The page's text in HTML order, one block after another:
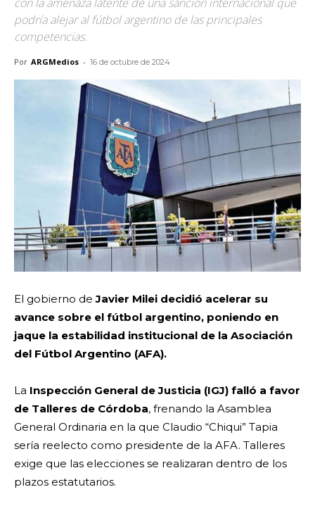
podría alejar al fútbol argentino de las principales
competencias.
Por ARGMedios - 16 de octubre de 2024
El gobierno deJavier Milei decidió acelerar su
avance sobre el fútbol argentino, poniendo en
jaque la estabilidad institucional de la Asociación
del Fútbol Argentino (AFA).
La Inspección General de Justicia (IGJ) falló a favor
de Talleres de Córdoba, frenando la Asamblea
General Ordinaria en la que Claudio “Chiqui” Tapia
sería reelecto como presidente de la AFA. Talleres
exige que las elecciones se realizaran dentro de los
plazos estatutarios.